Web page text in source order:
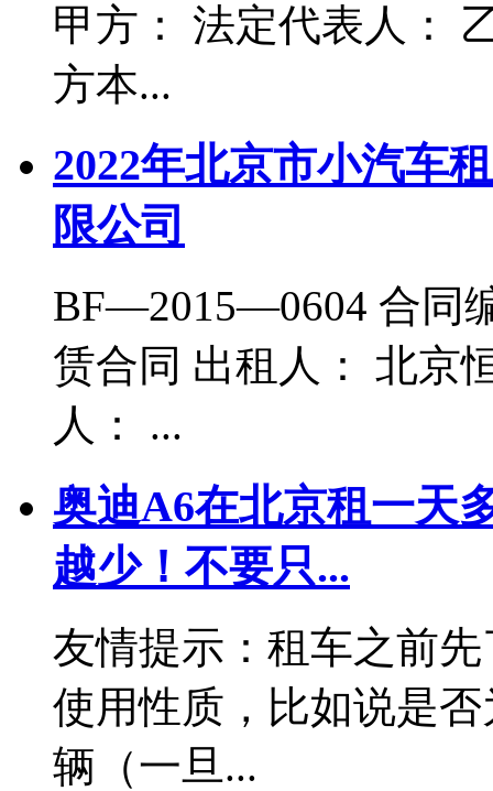
甲方： 法定代表人：
方本...
2022年北京市小汽车
限公司
BF—2015—0604 合同
赁合同 出租人： 北京
人： ...
奥迪A6在北京租一天
越少！不要只...
友情提示：租车之前
使用性质，比如说是
辆（一旦...